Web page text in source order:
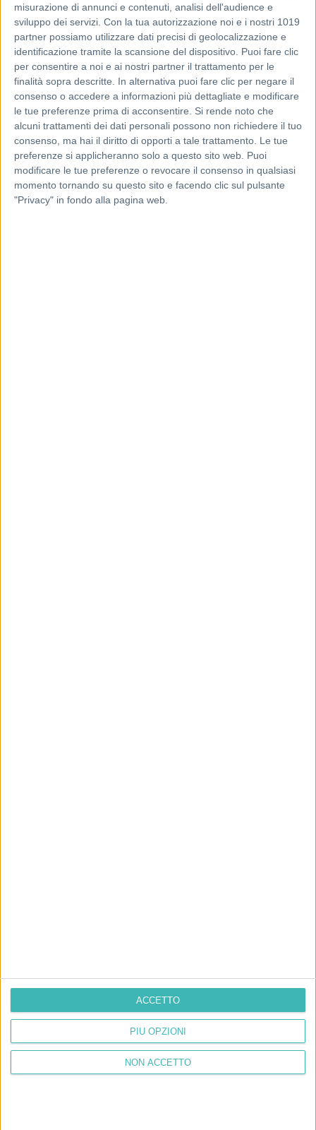
misurazione di annunci e contenuti, analisi dell'audience e
sviluppo dei servizi. Con la tua autorizzazione noi e i nostri 1019
partner possiamo utilizzare dati precisi di geolocalizzazione e
identificazione tramite la scansione del dispositivo. Puoi fare clic
per consentire a noi e ai nostri partner il trattamento per le
finalità sopra descritte. In alternativa puoi fare clic per negare il
consenso o accedere a informazioni più dettagliate e modificare
le tue preferenze prima di acconsentire.
Si rende noto che
alcuni trattamenti dei dati personali possono non richiedere il tuo
consenso, ma hai il diritto di opporti a tale trattamento. Le tue
preferenze si applicheranno solo a questo sito web. Puoi
modificare le tue preferenze o revocare il consenso in qualsiasi
momento tornando su questo sito e facendo clic sul pulsante
"Privacy" in fondo alla pagina web.
PIÙ OPZIONI
NON ACCETTO
ACCETTO